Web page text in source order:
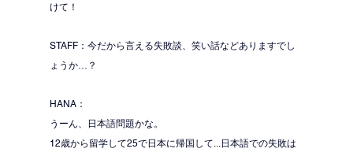
けて！
STAFF：今だから言える失敗談、笑い話などありますでし
ょうか…？
HANA：
うーん、日本語問題かな。
12歳から留学して25で日本に帰国して...日本語での失敗は